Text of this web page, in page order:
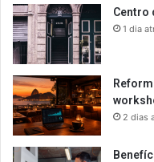
Centro
1 dia
2 dias